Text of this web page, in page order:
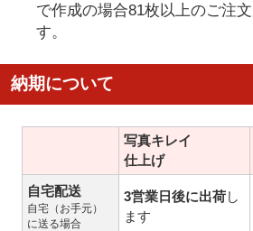
で作成の場合81枚以上のご注
す。
納期について
写真キレイ
仕上げ
自宅配送
自宅（お手元）
に送る場合
3営業日後に出荷し
ます